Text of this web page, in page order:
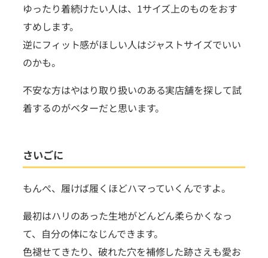
ゆったり着続けたい人は、1サイズ上のものをおす
すめします。
逆にフィット感がほしい人はジャストサイズでいい
のかも。
不安な方はやはり取り扱いのある実店舗を探して試
着するのがベターだと思います。
さいごに
もんぺ、履けば履くほどハマっていくんですよ。
最初はハリのあった生地がどんどん柔らかくなっ
て、自分の体になじんできます。
色褪せてきたり、破れた穴を補修した跡さえも愛お